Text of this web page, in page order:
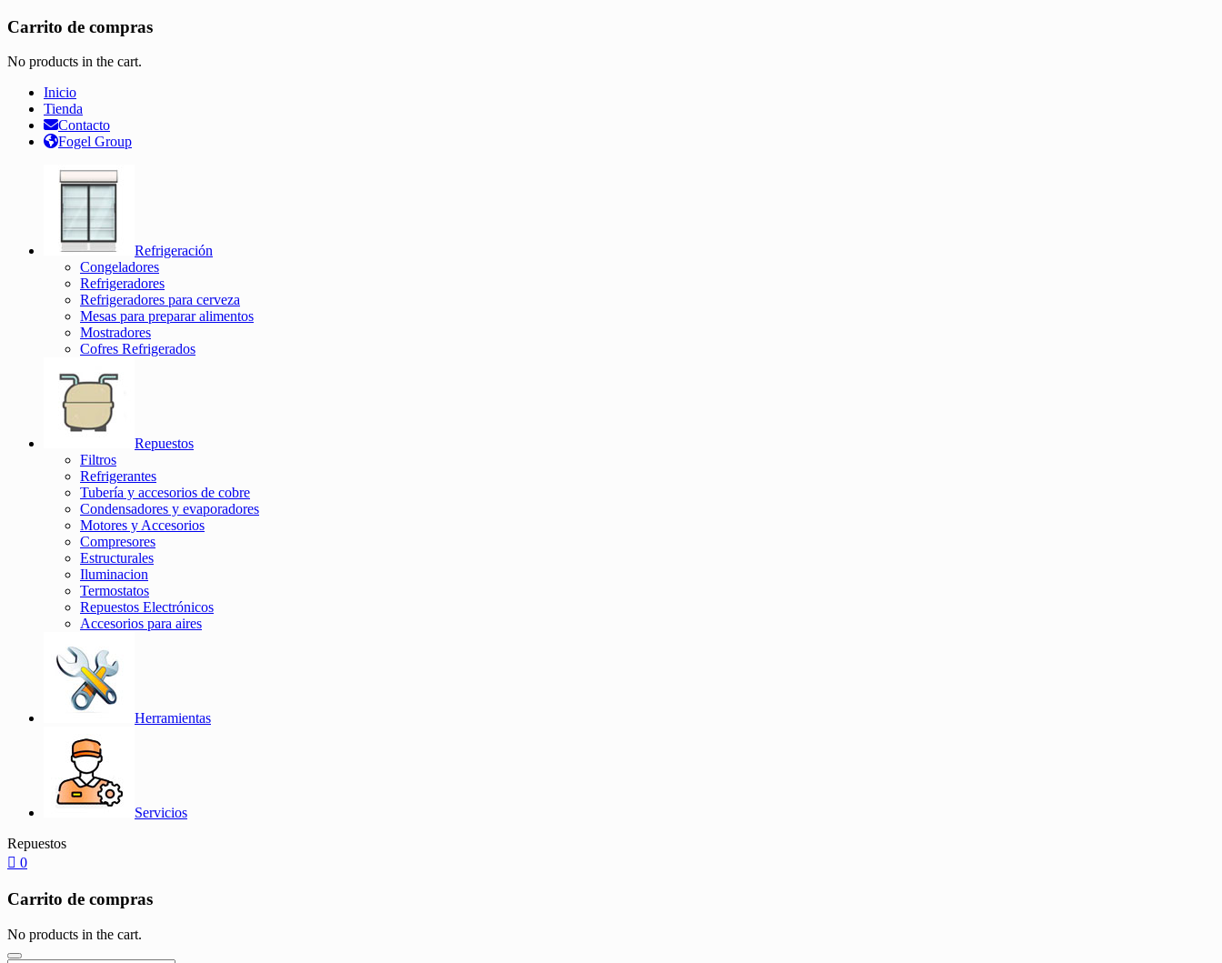
Carrito de compras
No products in the cart.
Inicio
Tienda
Contacto
Fogel Group
Refrigeración
Congeladores
Refrigeradores
Refrigeradores para cerveza
Mesas para preparar alimentos
Mostradores
Cofres Refrigerados
Repuestos
Filtros
Refrigerantes
Tubería y accesorios de cobre
Condensadores y evaporadores
Motores y Accesorios
Compresores
Estructurales
Iluminacion
Termostatos
Repuestos Electrónicos
Accesorios para aires
Herramientas
Servicios
Repuestos
0
Carrito de compras
No products in the cart.